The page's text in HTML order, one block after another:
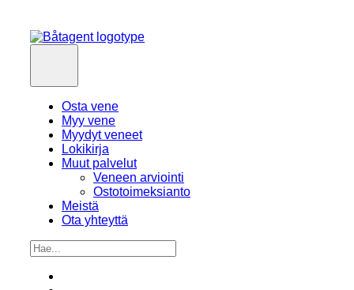
Osta vene
Myy vene
Myydyt veneet
Lokikirja
Muut palvelut
Veneen arviointi
Ostotoimeksianto
Meistä
Ota yhteyttä